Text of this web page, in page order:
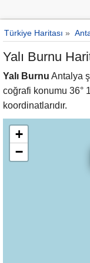
Türkiye Haritası »
Yalı Burnu
Yalı Burnu Antalya
coğrafi konumu 36°
koordinatlarıdır.
+
−